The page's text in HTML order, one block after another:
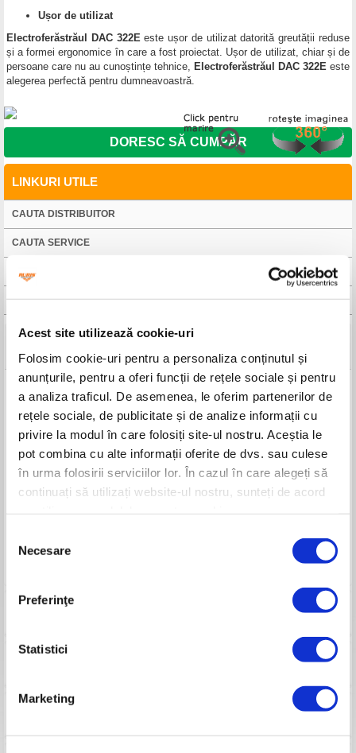
Acest site utilizează cookie-uri
Folosim cookie-uri pentru a personaliza conținutul și
anunțurile, pentru a oferi funcții de rețele sociale și pentru
a analiza traficul. De asemenea, le oferim partenerilor de
rețele sociale, de publicitate și de analize informații cu
privire la modul în care folosiți site-ul nostru. Aceștia le
pot combina cu alte informații oferite de dvs. sau culese
în urma folosirii serviciilor lor. În cazul în care alegeți să
continuați să utilizați website-ul nostru, sunteți de acord
consimțământului
Necesare
Preferinţe
Statistici
Marketing
Ușor de utilizat
Electroferăstrăul DAC 322Eeste ușor de utilizat datorită greutății reduse
și a formei ergonomice în care a fost proiectat. Ușor de utilizat, chiar și de
persoane care nu au cunoștințe tehnice, Electroferăstrăul DAC 322E este
alegerea perfectă pentru dumneavoastră.
DORESC SĂ CUMPĂR
LINKURI UTILE
CAUTA DISTRIBUITOR
CAUTA SERVICE
FISA TEHNICA
MANUAL DE UTILIZARE
DAC 322E
Ciclu de funcționare
Putere motor
2200 W
Sistem de aprindere
Pornire
Electrică
Amestec carburant
Pas lanț/Număr dinți
3/8” 1.3 PM
Greutate
5.2 kg
24 luni